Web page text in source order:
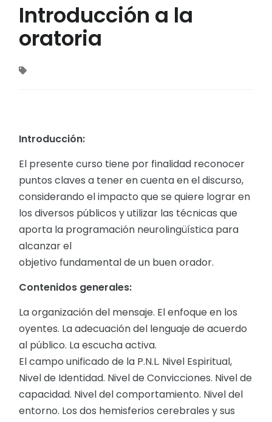
Introducción a la
oratoria
Introducción:
El presente curso tiene por finalidad reconocer
puntos claves a tener en cuenta en el discurso,
considerando el impacto que se quiere lograr en
los diversos públicos y utilizar las técnicas que
aporta la programación neurolingüística para
alcanzar el
objetivo fundamental de un buen orador.
Contenidos generales:
La organización del mensaje. El enfoque en los
oyentes. La adecuación del lenguaje de acuerdo
al público. La escucha activa.
El campo unificado de la P.N.L. Nivel Espiritual,
Nivel de Identidad. Nivel de Convicciones. Nivel de
capacidad. Nivel del comportamiento. Nivel del
entorno. Los dos hemisferios cerebrales y sus